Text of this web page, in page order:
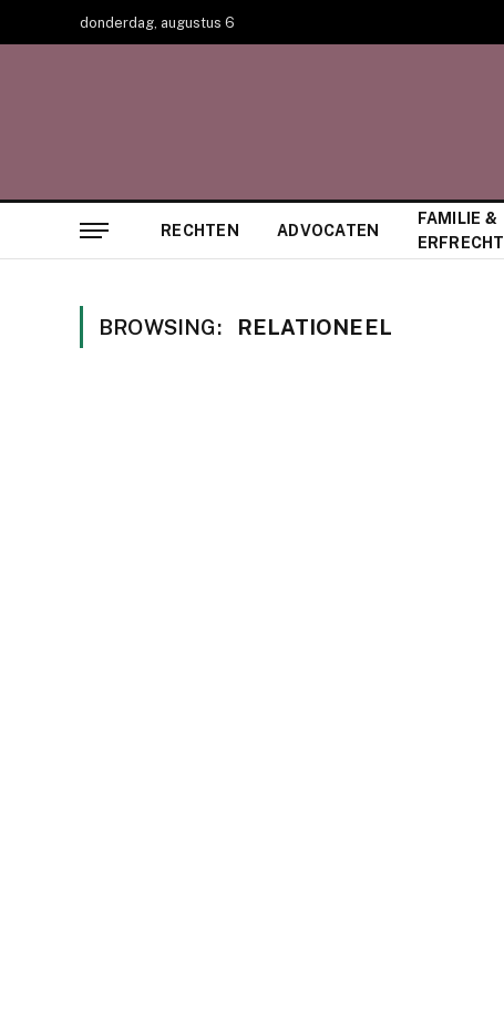
donderdag, augustus 6
RECHTEN ADVOCATEN
FAMILIE &
ERFRECHT
BROWSING: RELATIONEEL